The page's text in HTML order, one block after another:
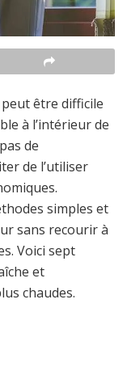
être difficile
à l’intérieur de
de
de l’utiliser
simples et
sans recourir à
Voici sept
et
chaudes.